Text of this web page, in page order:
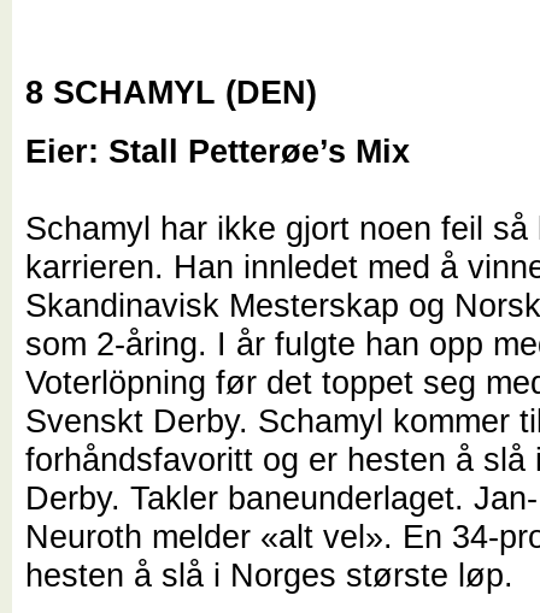
8 SCHAMYL (DEN)
Eier: Stall Petterøe’s Mix
Schamyl har ikke gjort noen feil så
karrieren. Han innledet med å
Skandinavisk Mesterskap og
som 2-åring. I år fulgte han opp
Voterlöpning før det toppet seg
Svenskt Derby. Schamyl kommer
forhåndsfavoritt og er hesten å slå
Derby. Takler baneunderlaget.
Neuroth melder «alt vel». En 34-
hesten å slå i Norges største løp.